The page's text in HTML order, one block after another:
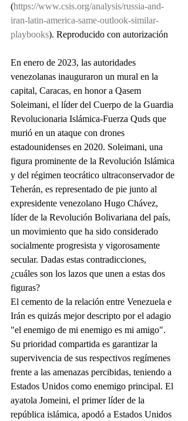
(https://www.csis.org/analysis/russia-and-
iran-latin-america-same-outlook-similar-
playbooks). Reproducido con autorización
En enero de 2023, las autoridades
venezolanas inauguraron un mural en la
capital, Caracas, en honor a Qasem
Soleimani, el líder del Cuerpo de la Guardia
Revolucionaria Islámica-Fuerza Quds que
murió en un ataque con drones
estadounidenses en 2020. Soleimani, una
figura prominente de la Revolución Islámica
y del régimen teocrático ultraconservador de
Teherán, es representado de pie junto al
expresidente venezolano Hugo Chávez,
líder de la Revolución Bolivariana del país,
un movimiento que ha sido considerado
socialmente progresista y vigorosamente
secular. Dadas estas contradicciones,
¿cuáles son los lazos que unen a estas dos
figuras?
El cemento de la relación entre Venezuela e
Irán es quizás mejor descripto por el adagio
"el enemigo de mi enemigo es mi amigo".
Su prioridad compartida es garantizar la
supervivencia de sus respectivos regímenes
frente a las amenazas percibidas, teniendo a
Estados Unidos como enemigo principal. El
ayatola Jomeini, el primer líder de la
república islámica, apodó a Estados Unidos